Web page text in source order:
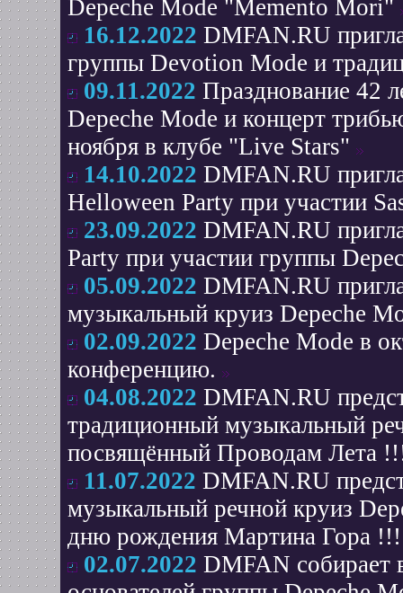
Depeche Mode "Memento Mori"
16.12.2022 DMFAN.RU
группы Devotion Mode и
09.11.2022 Празднование 42
Depeche Mode и концерт
ноября в клубе "Live Stars"
14.10.2022 DMFAN.RU
Helloween Party при участии
23.09.2022 DMFAN.RU
Party при участии группы
05.09.2022 DMFAN.RU
музыкальный круиз Depeche
02.09.2022 Depeche Mode в
конференцию.
04.08.2022 DMFAN.RU
традиционный музыкальный
посвящённый Проводам Лета
11.07.2022 DMFAN.RU
музыкальный речной круиз
дню рождения Мартина Гора !!!
02.07.2022 DMFAN собирает